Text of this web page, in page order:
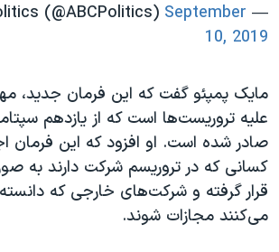
— ABC News Politics (@ABCPolitics)
September
10, 2019
مایک پمپئو گفت که این فرمان جدید،
صادر شده است. او افزود که این فرمان
کسانی که در تروریسم شرکت دارند به
قرار گرفته و شرکت‌های خارجی که
می‌کنند مجازات شوند.